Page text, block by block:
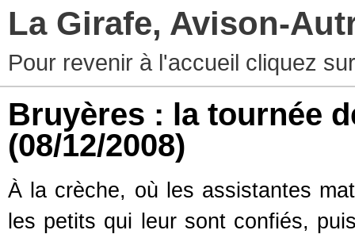
La Girafe, Avison-
Pour revenir à l'accueil cliquez
Bruyères : la tournée
(08/12/2008)
À la crèche, où les assistantes
les petits qui leur sont confiés,